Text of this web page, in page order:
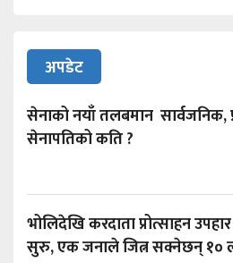
अपडेट
सेनाको नयाँ तलबमान सार्वजनिक,
सेनापतिको कति ?
भोलिदेखि करदाता प्रोत्साहन
सुरु, एक जनाले जित्न सक्नेछन् १०